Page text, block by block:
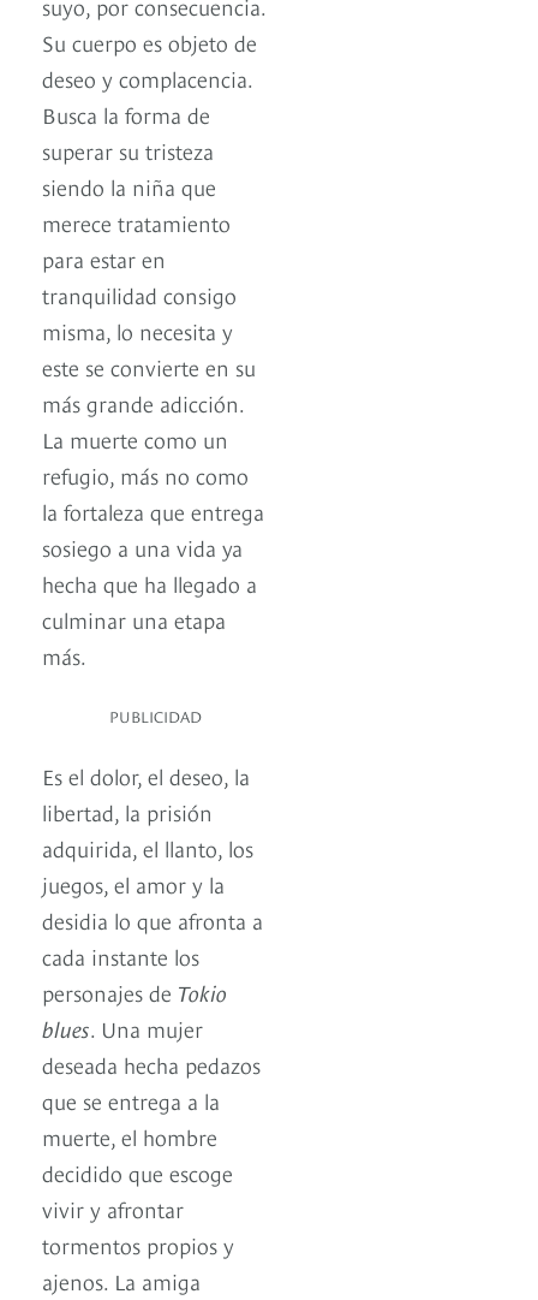
Su cuerpo es objeto de
deseo y complacencia.
Busca la forma de
superar su tristeza
siendo la niña que
merece tratamiento
para estar en
tranquilidad consigo
misma, lo necesita y
este se convierte en su
más grande adicción.
La muerte como un
refugio, más no como
la fortaleza que entrega
sosiego a una vida ya
hecha que ha llegado a
culminar una etapa
más.
PUBLICIDAD
Es el dolor, el deseo, la
libertad, la prisión
adquirida, el llanto, los
juegos, el amor y la
desidia lo que afronta a
cada instante los
personajes de Tokio
blues. Una mujer
deseada hecha pedazos
que se entrega a la
muerte, el hombre
decidido que escoge
vivir y afrontar
tormentos propios y
ajenos. La amiga